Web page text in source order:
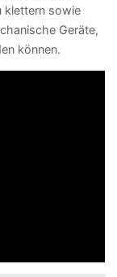
klettern sowie
Geräte,
können.